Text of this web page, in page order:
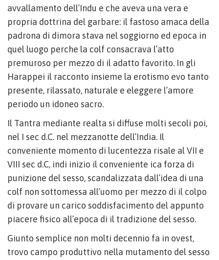
avvallamento dell’Indu e che aveva una vera e
propria dottrina del garbare: il fastoso amaca della
padrona di dimora stava nel soggiorno ed epoca in
quel luogo perche la colf consacrava l’atto
premuroso per mezzo di il adatto favorito. In gli
Harappei il racconto insieme la erotismo evo tanto
presente, rilassato, naturale e eleggere l’amore
periodo un idoneo sacro.
Il Tantra mediante realta si diffuse molti secoli poi,
nel I sec d.C. nel mezzanotte dell’India. Il
conveniente momento di lucentezza risale al VII e
VIII sec d.C, indi inizio il conveniente ica forza di
punizione del sesso, scandalizzata dall’idea di una
colf non sottomessa all’uomo per mezzo di il colpo
di provare un carico soddisfacimento del appunto
piacere fisico all’epoca di il tradizione del sesso.
Giunto semplice non molti decennio fa in ovest,
trovo campo produttivo nella mutamento del sesso